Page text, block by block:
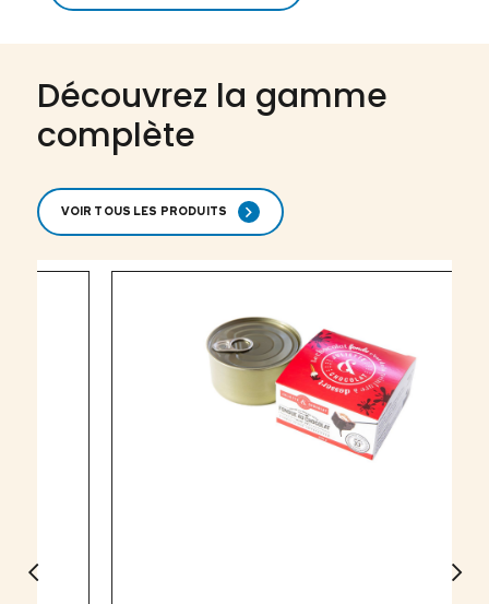
Découvrez la gamme
complète
VOIR TOUS LES PRODUITS